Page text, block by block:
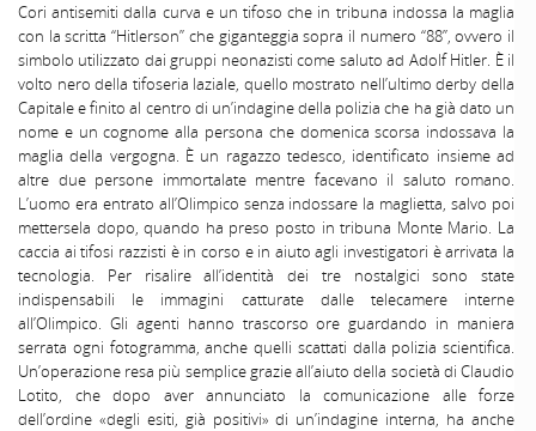
Cori antisemiti dalla curva e un tifoso che in tribuna indossa la maglia
con la scritta “Hitlerson” che giganteggia sopra il numero “88”, ovvero il
simbolo utilizzato dai gruppi neonazisti come saluto ad Adolf Hitler. È il
volto nero della tifoseria laziale, quello mostrato nell’ultimo derby della
Capitale e finito al centro di un’indagine della polizia che ha già dato un
nome e un cognome alla persona che domenica scorsa indossava la
maglia della vergogna. È un ragazzo tedesco, identificato insieme ad
altre due persone immortalate mentre facevano il saluto romano.
L’uomo era entrato all’Olimpico senza indossare la maglietta, salvo poi
mettersela dopo, quando ha preso posto in tribuna Monte Mario. La
caccia ai tifosi razzisti è in corso e in aiuto agli investigatori è arrivata la
tecnologia. Per risalire all’identità dei tre nostalgici sono state
indispensabili le immagini catturate dalle telecamere interne
all’Olimpico. Gli agenti hanno trascorso ore guardando in maniera
serrata ogni fotogramma, anche quelli scattati dalla polizia scientifica.
Un’operazione resa più semplice grazie all’aiuto della società di Claudio
Lotito, che dopo aver annunciato la comunicazione alle forze
dell’ordine «degli esiti, già positivi» di un’indagine interna, ha anche